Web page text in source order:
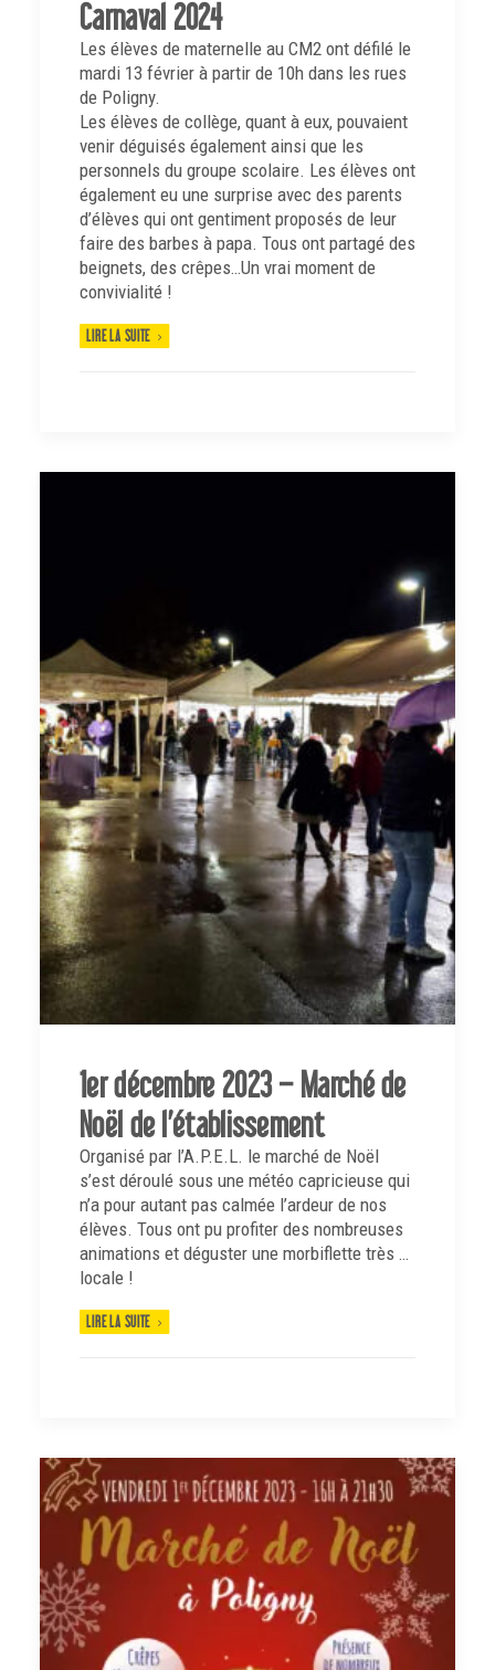
Carnaval 2024
Les élèves de maternelle au CM2 ont défilé le
mardi 13 février à partir de 10h dans les rues
de Poligny.
Les élèves de collège, quant à eux, pouvaient
venir déguisés également ainsi que les
personnels du groupe scolaire. Les élèves ont
également eu une surprise avec des parents
d’élèves qui ont gentiment proposés de leur
faire des barbes à papa. Tous ont partagé des
beignets, des crêpes…Un vrai moment de
convivialité !
LIRE LA SUITE
1er décembre 2023 – Marché de
Noël de l’établissement
Organisé par l’A.P.E.L. le marché de Noël
s’est déroulé sous une météo capricieuse qui
n’a pour autant pas calmée l’ardeur de nos
élèves. Tous ont pu profiter des nombreuses
animations et déguster une morbiflette très …
locale !
LIRE LA SUITE